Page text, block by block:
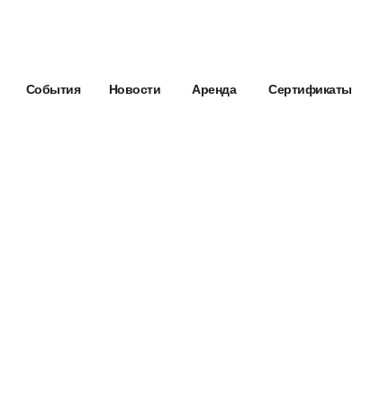
Сертификаты
Аренда
Новости
События